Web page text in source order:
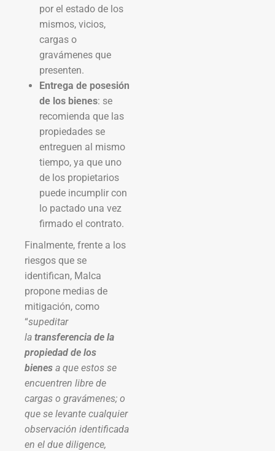
por el estado de los
mismos, vicios,
cargas o
gravámenes que
presenten.
Entrega de posesión
de los bienes: se
recomienda que las
propiedades se
entreguen al mismo
tiempo, ya que uno
de los propietarios
puede incumplir con
lo pactado una vez
firmado el contrato.
Finalmente, frente a los
riesgos que se
identifican, Malca
propone medias de
mitigación, como
“supeditar
la transferencia de la
propiedad de los
bienes a que estos se
encuentren libre de
cargas o gravámenes; o
que se levante cualquier
observación identificada
en el due diligence,